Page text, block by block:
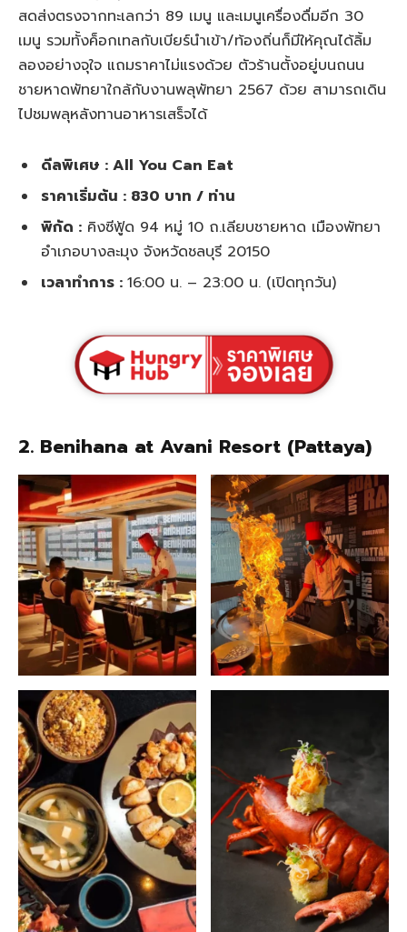
สดส่งตรงจากทะเลกว่า 89 เมนู และเมนูเครื่องดื่มอีก 30
เมนู รวมทั้งค็อกเทลกับเบียร์นำเข้า/ท้องถิ่นก็มีให้คุณได้ลิ้ม
ลองอย่างจุใจ แถมราคาไม่แรงด้วย ตัวร้านตั้งอยู่บนถนน
ชายหาดพัทยาใกล้กับงานพลุพัทยา 2567 ด้วย สามารถเดิน
ไปชมพลุหลังทานอาหารเสร็จได้
ดีลพิเศษ : All You Can Eat
ราคาเริ่มต้น : 830 บาท / ท่าน
พิกัด : คิงซีฟู้ด​ 94 หมู่ 10 ถ.เลียบชายหาด เมืองพัทยา
อำเภอบางละมุง จังหวัดชลบุรี 20150
เวลาทำการ : 16:00 น. – 23:00 น. (เปิดทุกวัน)
2. Benihana at Avani Resort (Pattaya)